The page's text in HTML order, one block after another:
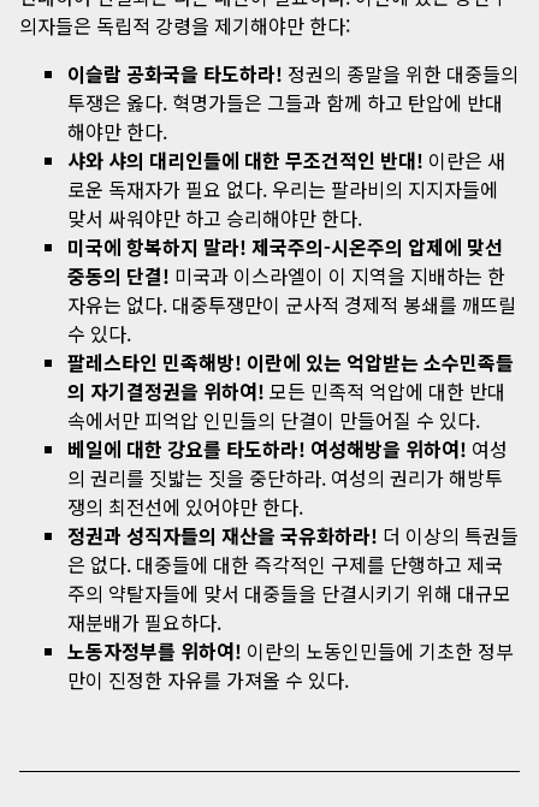
의자들은 독립적 강령을 제기해야만 한다:
이슬람 공화국을 타도하라! 정권의 종말을 위한 대중들의
투쟁은 옳다. 혁명가들은 그들과 함께 하고 탄압에 반대
해야만 한다.
샤와 샤의 대리인들에 대한 무조건적인 반대! 이란은 새
로운 독재자가 필요 없다. 우리는 팔라비의 지지자들에
맞서 싸워야만 하고 승리해야만 한다.
미국에 항복하지 말라! 제국주의-시온주의 압제에 맞선
중동의 단결! 미국과 이스라엘이 이 지역을 지배하는 한
자유는 없다. 대중투쟁만이 군사적 경제적 봉쇄를 깨뜨릴
수 있다.
팔레스타인 민족해방! 이란에 있는 억압받는 소수민족들
의 자기결정권을 위하여! 모든 민족적 억압에 대한 반대
속에서만 피억압 인민들의 단결이 만들어질 수 있다.
베일에 대한 강요를 타도하라! 여성해방을 위하여! 여성
의 권리를 짓밟는 짓을 중단하라. 여성의 권리가 해방투
쟁의 최전선에 있어야만 한다.
정권과 성직자들의 재산을 국유화하라! 더 이상의 특권들
은 없다. 대중들에 대한 즉각적인 구제를 단행하고 제국
주의 약탈자들에 맞서 대중들을 단결시키기 위해 대규모
재분배가 필요하다.
노동자정부를 위하여! 이란의 노동인민들에 기초한 정부
만이 진정한 자유를 가져올 수 있다.